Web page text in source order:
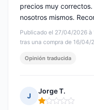
Publicado el 27/04/2026 à
tras una compra de 16/04/
precios muy
nosotros mismos.
Opinión traducida
J
Jorge T.
Nota: 1 de 5